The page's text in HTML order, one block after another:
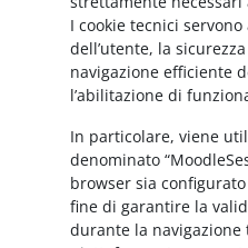
I cookie tecnici
dell’utente, la
navigazione efficiente
l’abilitazione di
In particolare, viene
denominato
browser sia
fine di garantire la
durante la navigazione